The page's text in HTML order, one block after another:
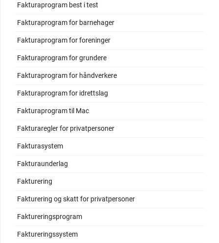
Fakturaprogram best i test
Fakturaprogram for barnehager
Fakturaprogram for foreninger
Fakturaprogram for grundere
Fakturaprogram for håndverkere
Fakturaprogram for idrettslag
Fakturaprogram til Mac
Fakturaregler for privatpersoner
Fakturasystem
Fakturaunderlag
Fakturering
Fakturering og skatt for privatpersoner
Faktureringsprogram
Faktureringssystem